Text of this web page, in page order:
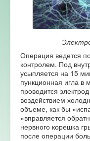
Операция ведется
контролем. Под
усыпляется на 15
пункционная игла в
проводится
воздействием
объеме, как бы
«вправляется
нервного корешка
после операции